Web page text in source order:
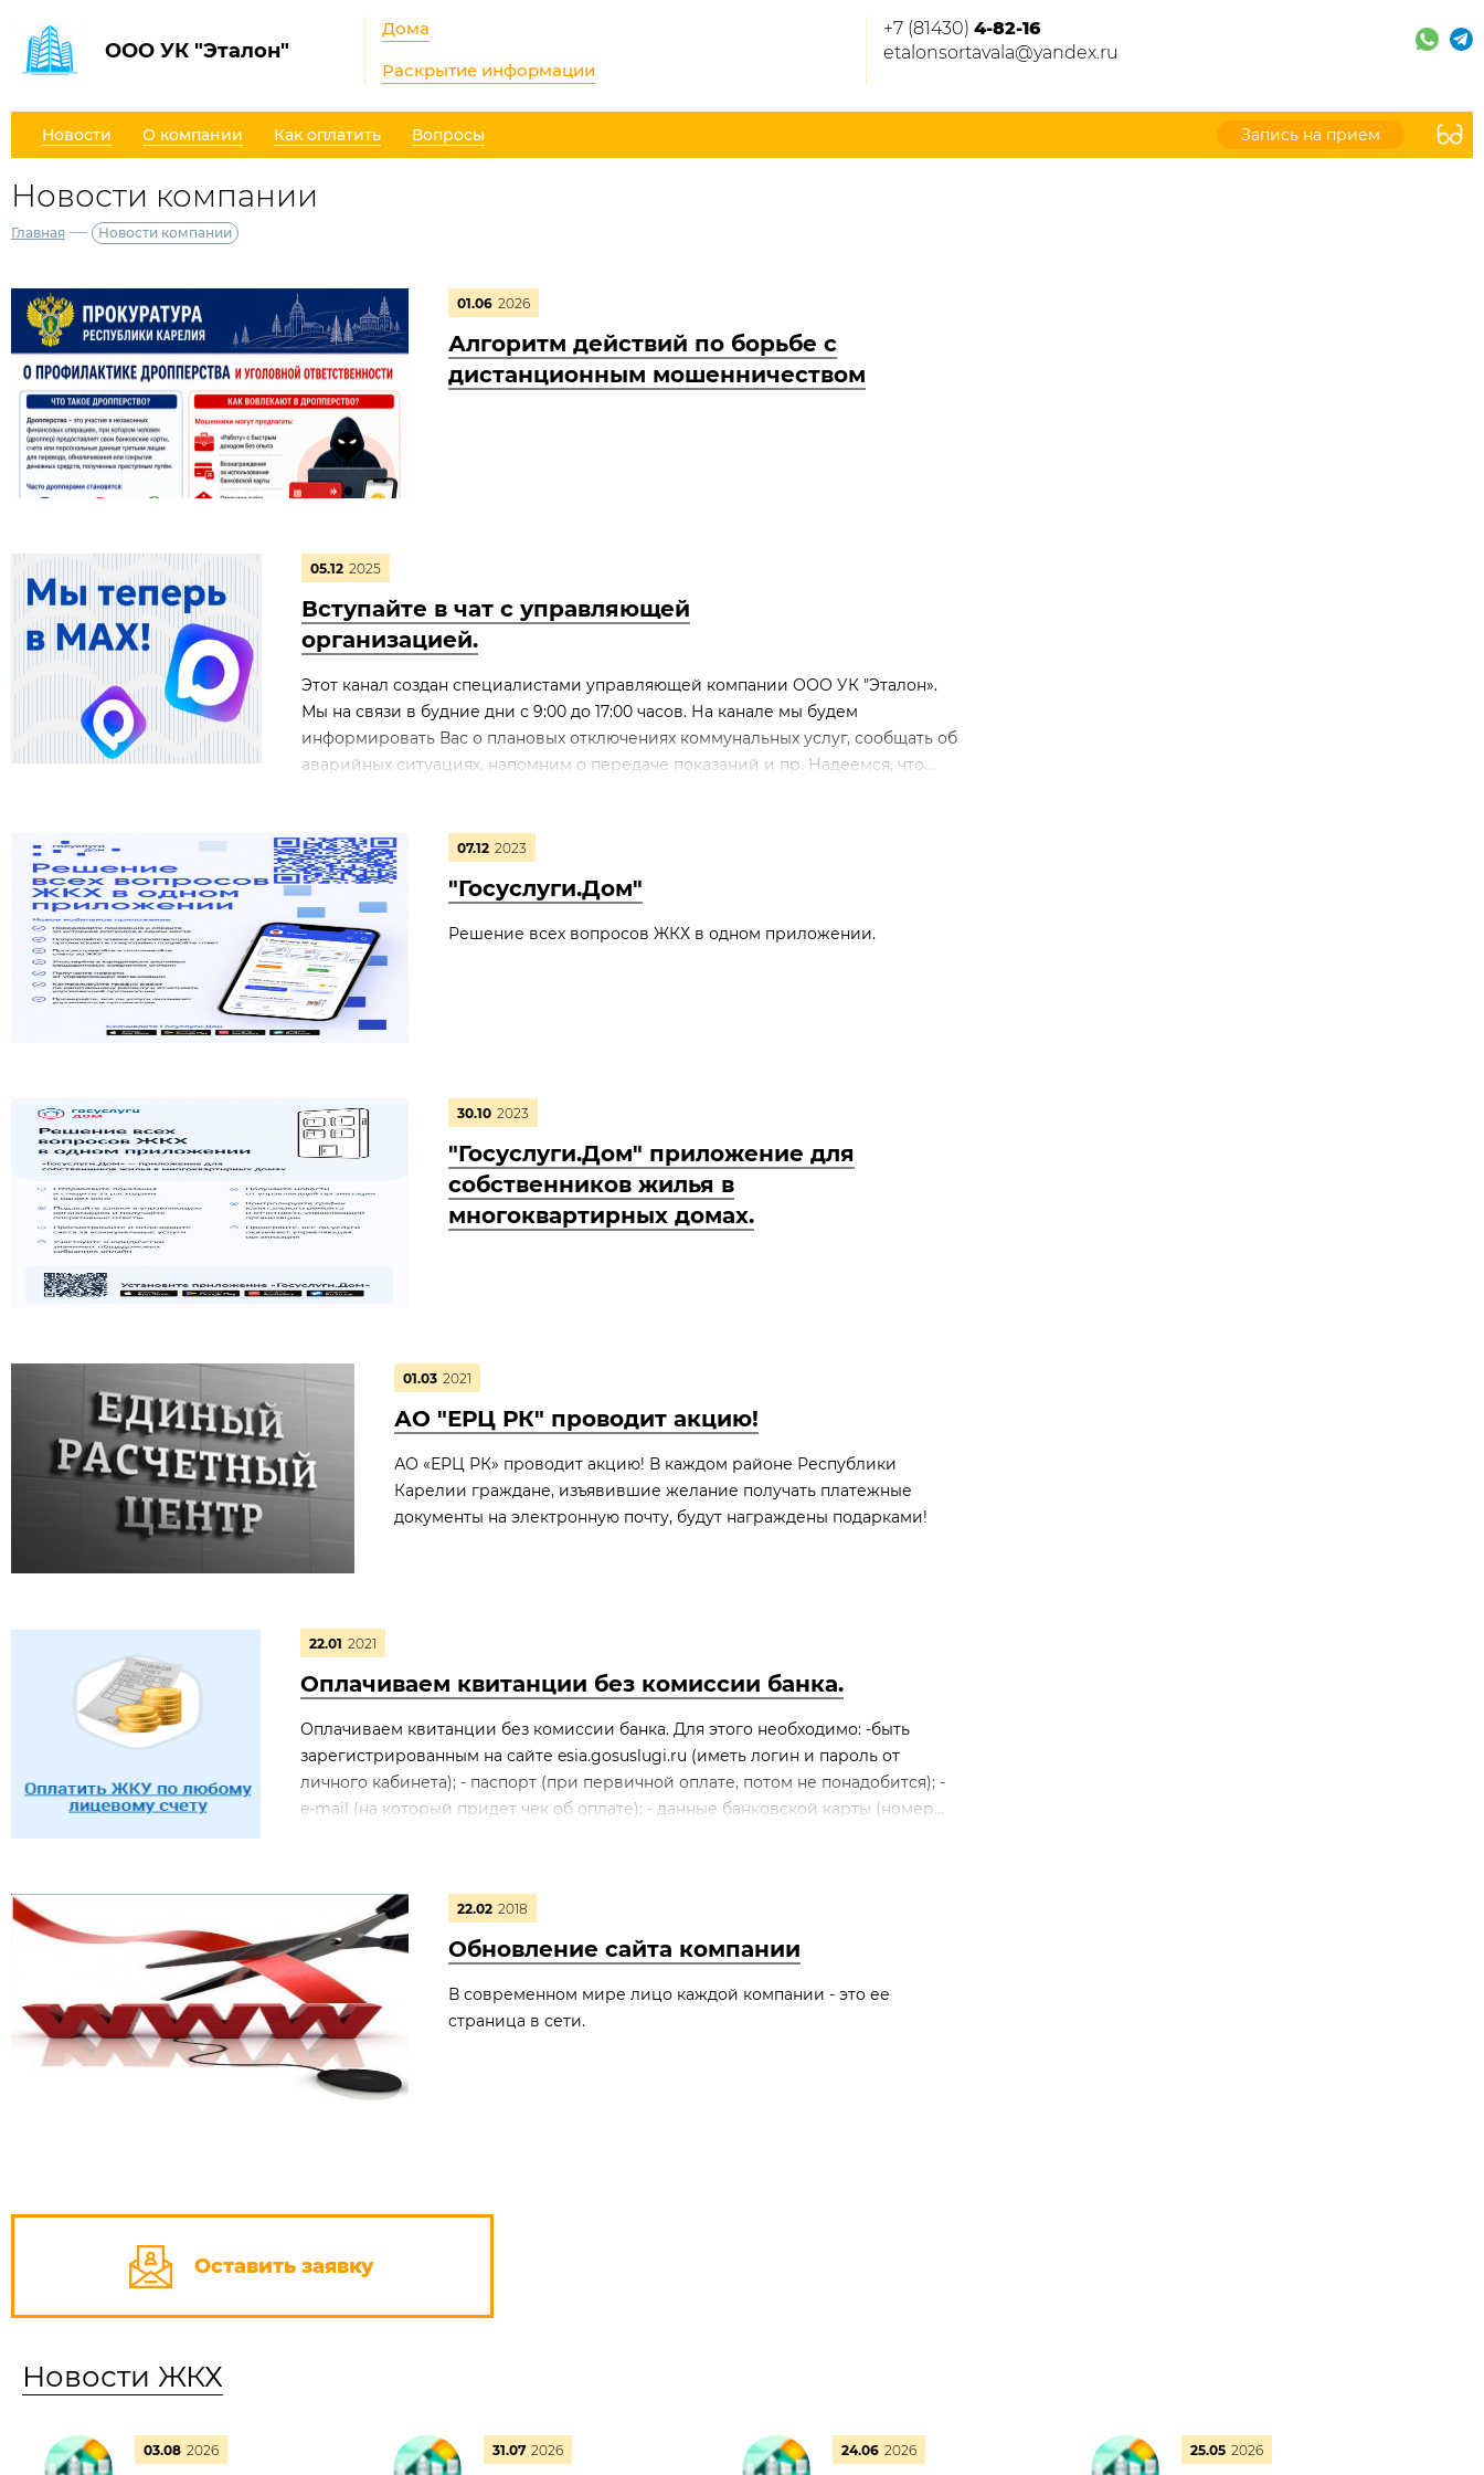
ООО УК "Эталон"
Дома
Раскрытие информации
+7 (81430) 4-82-16
etalonsortavala@yandex.ru
Новости О компании Как оплатить Вопросы Запись на прием
Новости компании
Главная — Новости компании
01.06 2026
Алгоритм действий по борьбе с
дистанционным мошенничеством
05.12 2025
Вступайте в чат с управляющей
организацией.
Этот канал создан специалистами управляющей компании ООО УК "Эталон».
Мы на связи в будние дни с 9:00 до 17:00 часов. На канале мы будем
информировать Вас о плановых отключениях коммунальных услуг, сообщать об
аварийных ситуациях, напомним о передаче показаний и пр. Надеемся, что...
07.12 2023
"Госуслуги.Дом"
Решение всех вопросов ЖКХ в одном приложении.
30.10 2023
"Госуслуги.Дом" приложение для
собственников жилья в
многоквартирных домах.
01.03 2021
АО "ЕРЦ РК" проводит акцию!
АО «ЕРЦ РК» проводит акцию! В каждом районе Республики
Карелии граждане, изъявившие желание получать платежные
документы на электронную почту, будут награждены подарками!
22.01 2021
Оплачиваем квитанции без комиссии банка.
Оплачиваем квитанции без комиссии банка. Для этого необходимо: -быть
зарегистрированным на сайте esia.gosuslugi.ru (иметь логин и пароль от
личного кабинета); - паспорт (при первичной оплате, потом не понадобится); -
e-mail (на который придет чек об оплате); - данные банковской карты (номер...
22.02 2018
Обновление сайта компании
В современном мире лицо каждой компании - это ее
страница в сети.
Оставить заявку
Новости ЖКХ
03.08 2026 31.07 2026 24.06 2026 25.05 2026